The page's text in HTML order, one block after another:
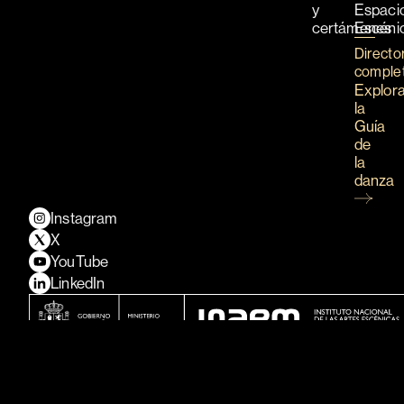
y
certámenes
la
Guía
de
la
danza
Instagram
X
YouTube
LinkedIn